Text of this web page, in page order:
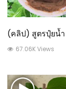
(คลิป) สูตรปุ๋ยน้ำ
67.06K Views